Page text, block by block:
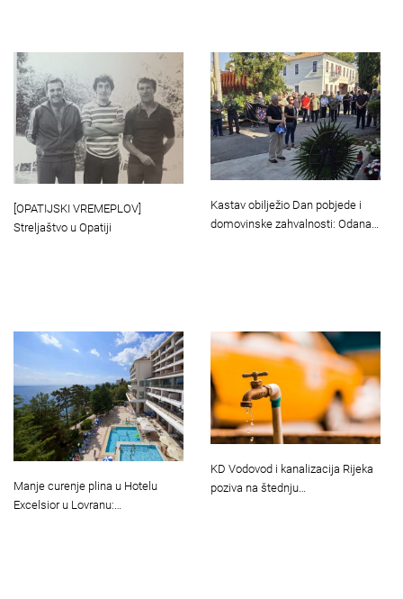
[OPATIJSKI VREMEPLOV]
Streljaštvo u Opatiji
Kastav obilježio Dan pobjede i
domovinske zahvalnosti: Odana…
Manje curenje plina u Hotelu
Excelsior u Lovranu:…
KD Vodovod i kanalizacija Rijeka
poziva na štednju…